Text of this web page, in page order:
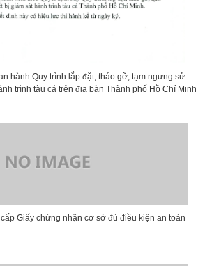
hành Quy trình lắp đặt, tháo gỡ, tạm ngưng sử
trình tàu cá trên địa bàn Thành phố Hồ Chí Minh
Giấy chứng nhận cơ sở đủ điều kiện an toàn